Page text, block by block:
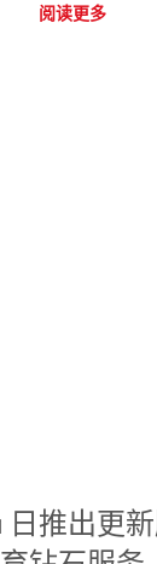
阅读更多
日推出更